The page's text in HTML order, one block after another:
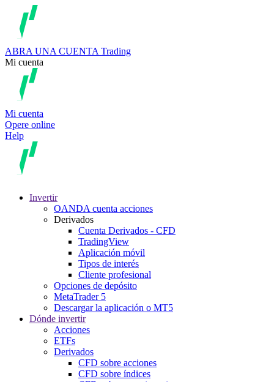
ABRA UNA CUENTA Trading
Mi cuenta
Mi cuenta
Opere online
Help
Invertir
OANDA cuenta acciones
Derivados
Cuenta Derivados - CFD
TradingView
Aplicación móvil
Tipos de interés
Cliente profesional
Opciones de depósito
MetaTrader 5
Descargar la aplicación o MT5
Dónde invertir
Acciones
ETFs
Derivados
CFD sobre acciones
CFD sobre índices